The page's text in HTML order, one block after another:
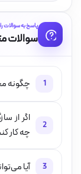
پاسخ به سوالات
سوالات
1 چگونه
2
اگر از
چه کار
3 آیا